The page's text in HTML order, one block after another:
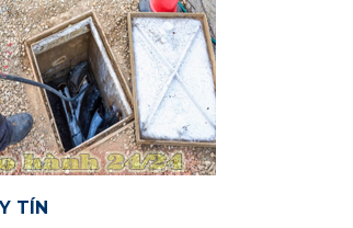
TÍN